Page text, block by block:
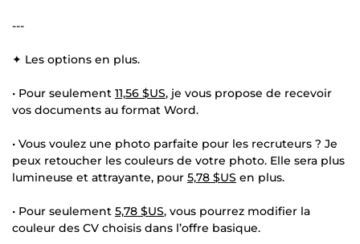
---
✦ Les options en plus.
• Pour seulement 11,56 $US, je vous propose de recevoir
vos documents au format Word.
• Vous voulez une photo parfaite pour les recruteurs ? Je
peux retoucher les couleurs de votre photo. Elle sera plus
lumineuse et attrayante, pour 5,78 $US en plus.
• Pour seulement 5,78 $US, vous pourrez modifier la
couleur des CV choisis dans l’offre basique.